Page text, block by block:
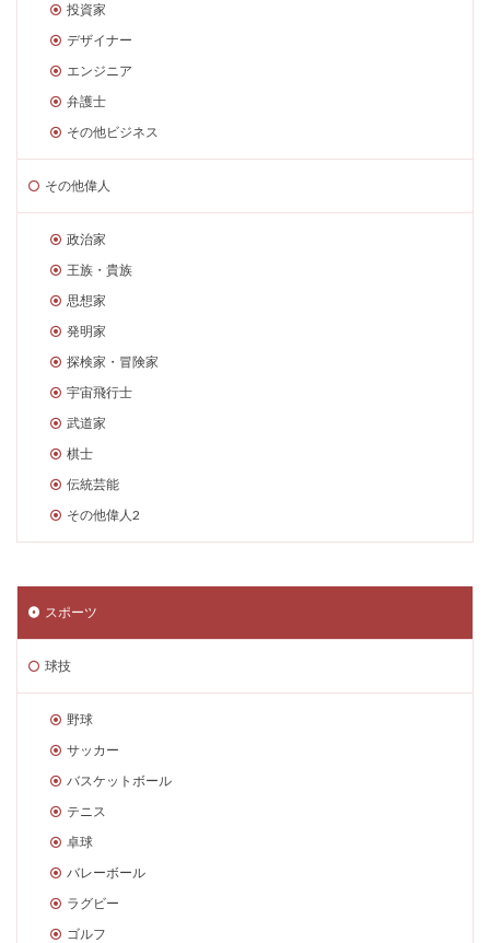
投資家
デザイナー
エンジニア
弁護士
その他ビジネス
その他偉人
政治家
王族・貴族
思想家
発明家
探検家・冒険家
宇宙飛行士
武道家
棋士
伝統芸能
その他偉人2
スポーツ
球技
野球
サッカー
バスケットボール
テニス
卓球
バレーボール
ラグビー
ゴルフ